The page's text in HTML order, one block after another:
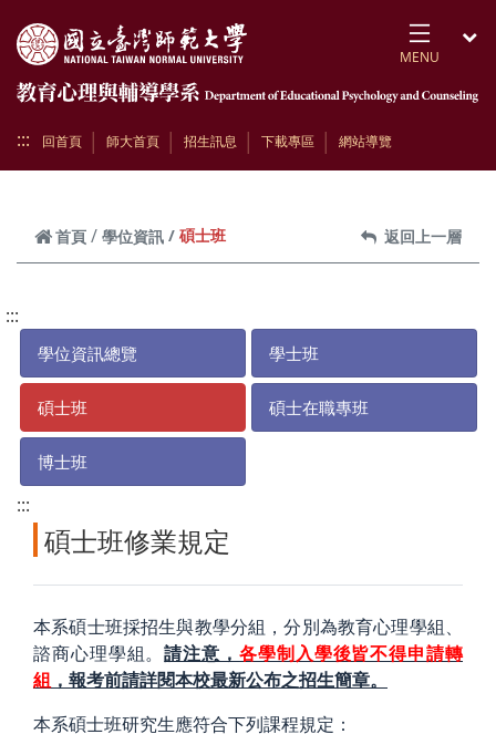
MENU
::: 回首頁 師大首頁 招生訊息 下載專區 網站導覽
首頁 學位資訊 碩士班 返回上一層
:::
學位資訊總覽 學士班
碩士班 碩士在職專班
博士班
:::
碩士班修業規定
本系碩士班採招生與教學分組，分別為教育心理學組、
諮商心理學組。請注意，各學制入學後皆不得申請轉
組 ，報考前請詳閱本校最新公布之招生簡章。
本系碩士班研究生應符合下列課程規定：